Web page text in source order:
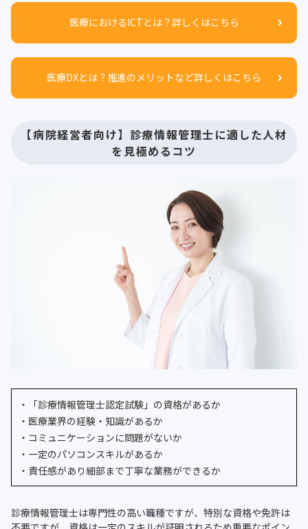
医療におけるICTとは？詳しくはこちら
医療DXとは？推進のメリットなど詳しくはこちら
【病院経営者向け】診療情報管理士に適した人材
を見極めるコツ
・「診療情報管理士認定試験」の資格があるか
・医療業界の経験・知識があるか
・コミュニケーションに問題がないか
・一定のパソコンスキルがあるか
・責任感があり細部まで丁寧な業務ができるか
診療情報管理士は専門性の高い職種ですが、特別な資格や免許は